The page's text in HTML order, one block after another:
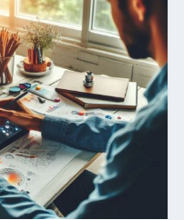
önéletrajzot?
az
ezeket a
felvételi?
kódban –
dönti el a